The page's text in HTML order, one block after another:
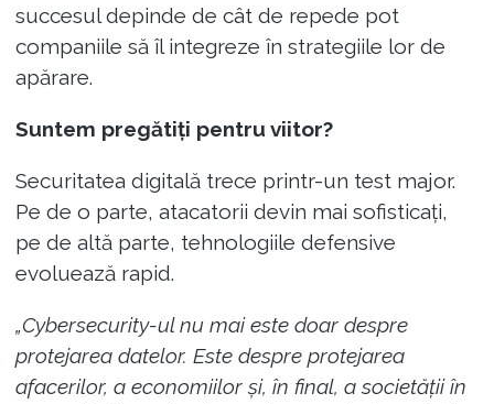
succesul depinde de cât de repede pot
companiile să îl integreze în strategiile lor de
apărare.
Suntem pregătiți pentru viitor?
Securitatea digitală trece printr-un test major.
Pe de o parte, atacatorii devin mai sofisticați,
pe de altă parte, tehnologiile defensive
evoluează rapid.
„Cybersecurity-ul nu mai este doar despre
protejarea datelor. Este despre protejarea
afacerilor, a economiilor și, în final, a societății în